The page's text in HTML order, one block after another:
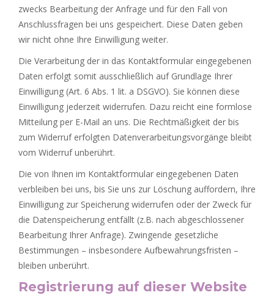
zwecks Bearbeitung der Anfrage und für den Fall von
Anschlussfragen bei uns gespeichert. Diese Daten geben
wir nicht ohne Ihre Einwilligung weiter.
Die Verarbeitung der in das Kontaktformular eingegebenen
Daten erfolgt somit ausschließlich auf Grundlage Ihrer
Einwilligung (Art. 6 Abs. 1 lit. a DSGVO). Sie können diese
Einwilligung jederzeit widerrufen. Dazu reicht eine formlose
Mitteilung per E-Mail an uns. Die Rechtmäßigkeit der bis
zum Widerruf erfolgten Datenverarbeitungsvorgänge bleibt
vom Widerruf unberührt.
Die von Ihnen im Kontaktformular eingegebenen Daten
verbleiben bei uns, bis Sie uns zur Löschung auffordern, Ihre
Einwilligung zur Speicherung widerrufen oder der Zweck für
die Datenspeicherung entfällt (z.B. nach abgeschlossener
Bearbeitung Ihrer Anfrage). Zwingende gesetzliche
Bestimmungen – insbesondere Aufbewahrungsfristen –
bleiben unberührt.
Registrierung auf dieser Website